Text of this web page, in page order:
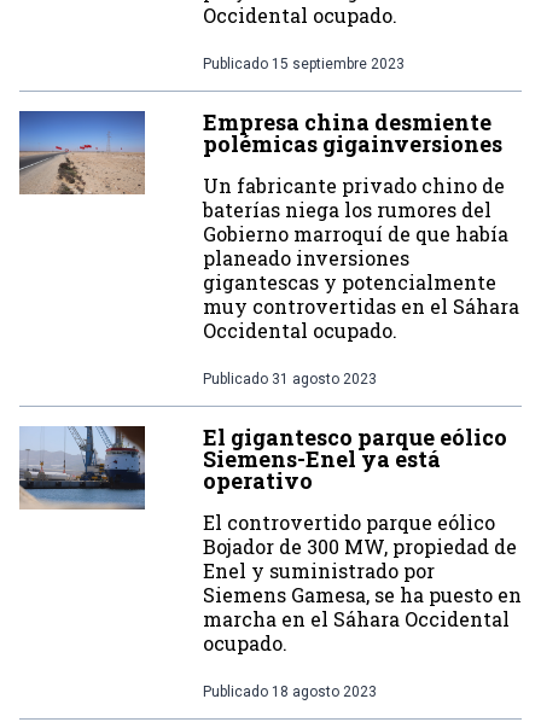
Occidental ocupado.
Publicado 15 septiembre 2023
Empresa china desmiente
polémicas gigainversiones
Un fabricante privado chino de
baterías niega los rumores del
Gobierno marroquí de que había
planeado inversiones
gigantescas y potencialmente
muy controvertidas en el Sáhara
Occidental ocupado.
Publicado 31 agosto 2023
El gigantesco parque eólico
Siemens-Enel ya está
operativo
El controvertido parque eólico
Bojador de 300 MW, propiedad de
Enel y suministrado por
Siemens Gamesa, se ha puesto en
marcha en el Sáhara Occidental
ocupado.
Publicado 18 agosto 2023